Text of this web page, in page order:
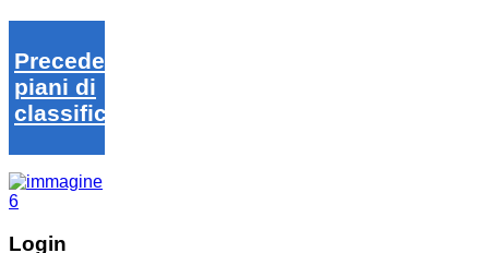
Precedenti
piani di
classifica
Login